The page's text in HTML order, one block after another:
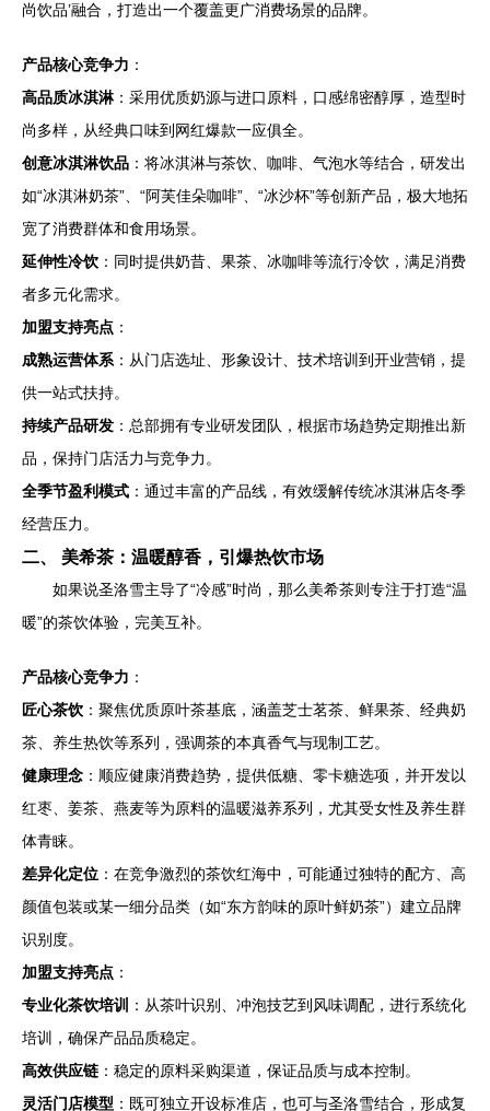
尚饮品’融合，打造出一个覆盖更广消费场景的品牌。
产品核心竞争力 ：
高品质冰淇淋 ：采用优质奶源与进口原料，口感绵密醇厚，造型时
尚多样，从经典口味到网红爆款一应俱全。
创意冰淇淋饮品 ：将冰淇淋与茶饮、咖啡、气泡水等结合，研发出
如“冰淇淋奶茶”、“阿芙佳朵咖啡”、“冰沙杯”等创新产品，极大地拓
宽了消费群体和食用场景。
延伸性冷饮 ：同时提供奶昔、果茶、冰咖啡等流行冷饮，满足消费
者多元化需求。
加盟支持亮点 ：
成熟运营体系 ：从门店选址、形象设计、技术培训到开业营销，提
供一站式扶持。
持续产品研发 ：总部拥有专业研发团队，根据市场趋势定期推出新
品，保持门店活力与竞争力。
全季节盈利模式 ：通过丰富的产品线，有效缓解传统冰淇淋店冬季
经营压力。
二、 美希茶：温暖醇香，引爆热饮市场
如果说圣洛雪主导了“冷感”时尚，那么美希茶则专注于打造“温
暖”的茶饮体验，完美互补。
产品核心竞争力 ：
匠心茶饮 ：聚焦优质原叶茶基底，涵盖芝士茗茶、鲜果茶、经典奶
茶、养生热饮等系列，强调茶的本真香气与现制工艺。
健康理念 ：顺应健康消费趋势，提供低糖、零卡糖选项，并开发以
红枣、姜茶、燕麦等为原料的温暖滋养系列，尤其受女性及养生群
体青睐。
差异化定位 ：在竞争激烈的茶饮红海中，可能通过独特的配方、高
颜值包装或某一细分品类（如“东方韵味的原叶鲜奶茶”）建立品牌
识别度。
加盟支持亮点 ：
专业化茶饮培训
：从茶叶识别、冲泡技艺到风味调配，进行系统化
培训，确保产品品质稳定。
高效供应链 ：稳定的原料采购渠道，保证品质与成本控制。
灵活门店模型 ：既可独立开设标准店，也可与圣洛雪结合，形成复